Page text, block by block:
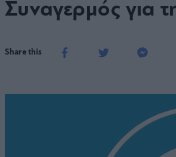
Συναγερμός για
Share this